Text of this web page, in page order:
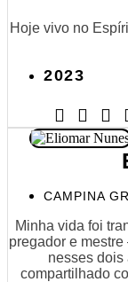
Hoje vivo no
2023
  
CAMPINA
Minha vida foi
pregador e
nesses dois
compartilhado